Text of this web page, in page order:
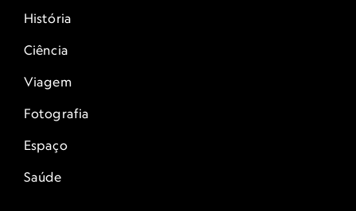
História
Ciência
Viagem
Fotografia
Espaço
Saúde